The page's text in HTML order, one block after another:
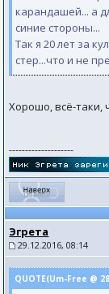
карандашей... а
синие стороны...
Так я 20 лет за
стер...что и не
Хорошо, всё-таки,
--------------------
Эгрета
29.12.2016, 08:14
QUOTE(Um-Free @